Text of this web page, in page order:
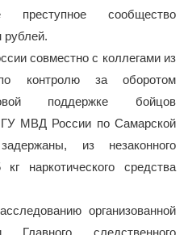
преступное сообщество
рублей.
совместно с коллегами из
контролю за оборотом
поддержке бойцов
ГУ МВД России по Самарской
из незаконного
наркотического средства
организованной
Главного следственного